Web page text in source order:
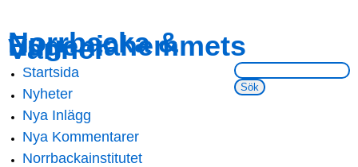
main
content
navigation
Norrbacka &
Eugeniahemmets
Vänner
Sök på webbsidan:
Main menu
Startsida
Nyheter
Nya Inlägg
Nya Kommentarer
Norrbackainstitutet